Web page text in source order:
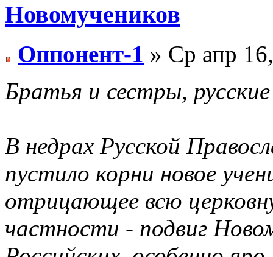
Новомучеников
Оппонент-1 » Ср апр
Братья и сестры,
В недрах Русской
пустило корни новое
отрицающее всю
частности - подвиг